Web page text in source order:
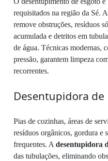
requisitados na região da Sé. A
remove obstruções, resíduos
acumulada e detritos em
de água. Técnicas modernas,
pressão, garantem limpeza
recorrentes.
Desentupidora de
Pias de cozinhas, áreas de
resíduos orgânicos, gordura e
frequentes. A desentupidora
das tubulações, eliminando